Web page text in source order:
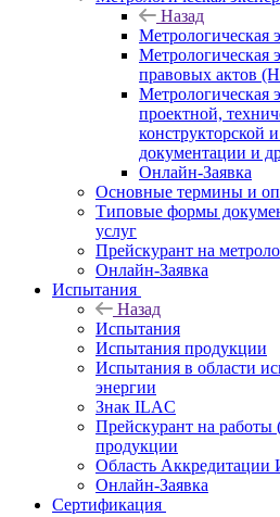
Назад
Метрологическая
Метрологическая
правовых актов
Метрологическая
проектной,
конструкторской
документации и
Онлайн-Заявка
Основные термины и
Типовые формы
услуг
Прейскурант на
Онлайн-Заявка
Испытания
Назад
Испытания
Испытания продукции
Испытания в области
энергии
Знак ILAC
Прейскурант на
продукции
Область Аккредитации
Онлайн-Заявка
Сертификация